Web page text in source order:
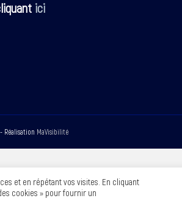
ici
- Réalisation MaVisibilité
et en répétant vos visites. En cliquant
cookies » pour fournir un